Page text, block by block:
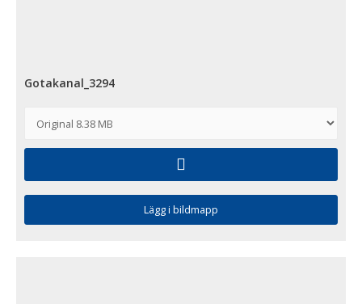
Gotakanal_3294
Lägg i bildmapp